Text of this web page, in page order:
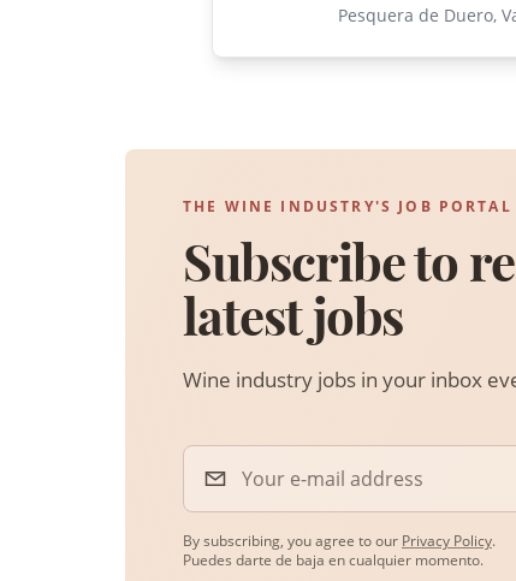
Pesquera de Duero,
THE WINE INDUSTRY'S JOB PORTAL
Subscribe to
latest jobs
Wine industry jobs in your inbox
Your e-mail address
By subscribing, you agree to our Privacy Policy.
Puedes darte de baja en cualquier momento.